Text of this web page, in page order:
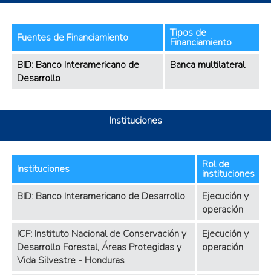
Fuentes de Financiamiento Tipos de
Financiamiento
BID: Banco Interamericano de
Desarrollo
Banca multilateral
Instituciones
Instituciones Rol de
instituciones
BID: Banco Interamericano de Desarrollo
Ejecución y
operación
ICF: Instituto Nacional de Conservación y
Desarrollo Forestal, Áreas Protegidas y
Vida Silvestre - Honduras
Ejecución y
operación